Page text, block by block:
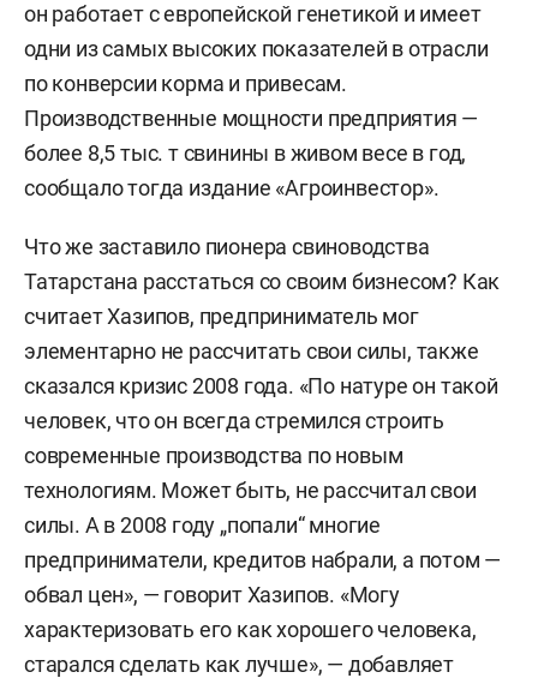
он работает с европейской генетикой и имеет
одни из самых высоких показателей в отрасли
по конверсии корма и привесам.
Производственные мощности предприятия —
более 8,5 тыс. т свинины в живом весе в год,
сообщало тогда издание «Агроинвестор».
Что же заставило пионера свиноводства
Татарстана расстаться со своим бизнесом? Как
считает Хазипов, предприниматель мог
элементарно не рассчитать свои силы, также
сказался кризис 2008 года. «По натуре он такой
человек, что он всегда стремился строить
современные производства по новым
технологиям. Может быть, не рассчитал свои
силы. А в 2008 году „попали“ многие
предприниматели, кредитов набрали, а потом —
обвал цен», — говорит Хазипов. «Могу
характеризовать его как хорошего человека,
старался сделать как лучше», — добавляет